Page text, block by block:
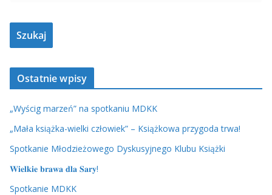
Ostatnie wpisy
„Wyścig marzeń” na spotkaniu MDKK
„Mała książka-wielki człowiek” – Książkowa przygoda trwa!
Spotkanie Młodzieżowego Dyskusyjnego Klubu Książki
𝐖𝐢𝐞𝐥𝐤𝐢𝐞 𝐛𝐫𝐚𝐰𝐚 𝐝𝐥𝐚 𝐒𝐚𝐫𝐲!
Spotkanie MDKK